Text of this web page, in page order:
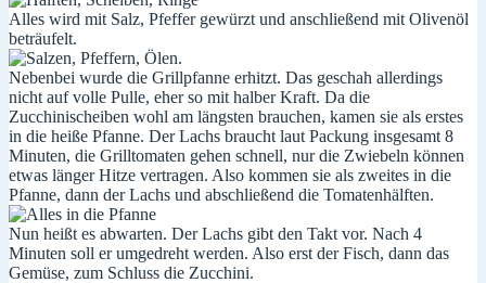
Alles wird mit Salz, Pfeffer gewürzt und anschließend mit Olivenöl
beträufelt.
Nebenbei wurde die Grillpfanne erhitzt. Das geschah allerdings
nicht auf volle Pulle, eher so mit halber Kraft. Da die
Zucchinischeiben wohl am längsten brauchen, kamen sie als erstes
in die heiße Pfanne. Der Lachs braucht laut Packung insgesamt 8
Minuten, die Grilltomaten gehen schnell, nur die Zwiebeln können
etwas länger Hitze vertragen. Also kommen sie als zweites in die
Pfanne, dann der Lachs und abschließend die Tomatenhälften.
Nun heißt es abwarten. Der Lachs gibt den Takt vor. Nach 4
Minuten soll er umgedreht werden. Also erst der Fisch, dann das
Gemüse, zum Schluss die Zucchini.